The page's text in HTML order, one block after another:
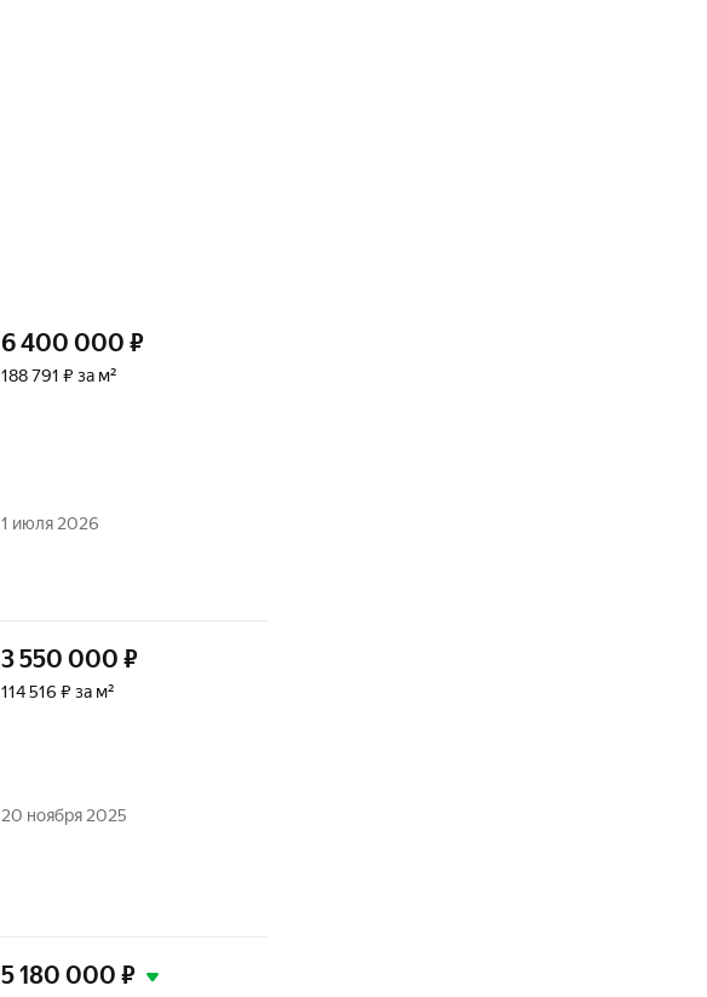
6 400 000 ₽
188 791 ₽ за м²
1 июля 2026
3 550 000 ₽
114 516 ₽ за м²
20 ноября 2025
5 180 000 ₽